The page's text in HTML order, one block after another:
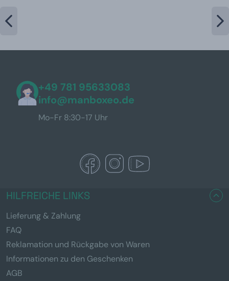
+49 781 95633083
info@manboxeo.de
Mo-Fr 8:30-17 Uhr
HILFREICHE LINKS
Lieferung & Zahlung
FAQ
Reklamation und Rückgabe von Waren
Informationen zu den Geschenken
AGB